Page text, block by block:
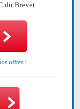
du Brevet
offres !